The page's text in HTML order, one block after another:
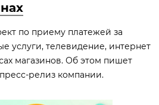
по приему платежей за
услуги, телевидение, интернет
магазинов. Об этом пишет
релиз компании.